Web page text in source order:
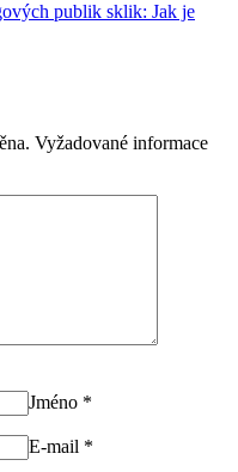
publik sklik: Jak je
Vyžadované informace
Jméno *
E-mail *